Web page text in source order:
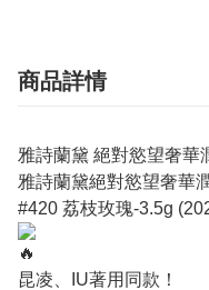
商品詳情
雅詩蘭黛 絕對慾望奢華
雅詩蘭黛絕對慾望奢華
#420 荔枝玫瑰-3.5g
昆凌、IU著用同款！